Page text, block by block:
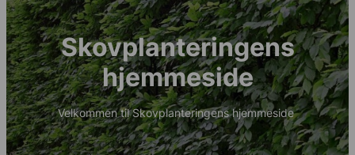
Skovplanteringens
hjemmeside
Velkommen til Skovplanteringens hjemmeside